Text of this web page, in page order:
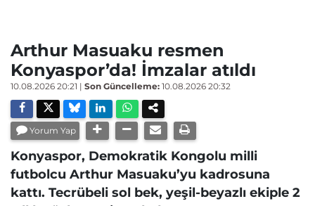
Arthur Masuaku resmen
Konyaspor’da! İmzalar atıldı
10.08.2026 20:21 | Son Güncelleme: 10.08.2026 20:32
Yorum Yap
Konyaspor, Demokratik Kongolu milli
futbolcu Arthur Masuaku’yu kadrosuna
kattı. Tecrübeli sol bek, yeşil-beyazlı ekiple 2